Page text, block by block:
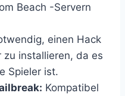
Beach -Servern
einen Hack
installieren, da es
Spieler ist.
Kompatibel